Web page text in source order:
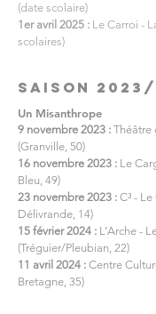
(date scolaire)
1er avril 2025 : Le Carroi -
scolaires)
SAISON
Un Misanthrope
9 novembre 2023 : Théâtre
(Granville, 50)
16 novembre 2023 : Le
Bleu, 49)
23 novembre 2023 : C³ -
Délivrande, 14)
15 février 2024 : L’Arche -
(Tréguier/Pleubian, 22)
11 avril 2024 : Centre
Bretagne, 35)